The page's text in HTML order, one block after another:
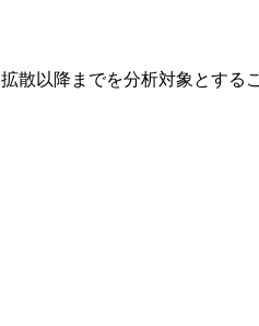
散以降までを分析対象とする